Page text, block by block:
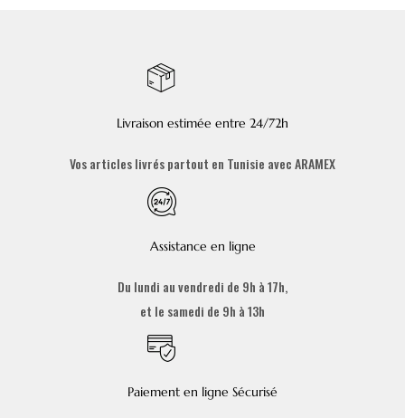
Livraison estimée entre 24/72h
Vos articles livrés partout en Tunisie avec ARAMEX
Assistance en ligne
Du lundi au vendredi de 9h à 17h,
et le samedi de 9h à 13h
Paiement en ligne Sécurisé